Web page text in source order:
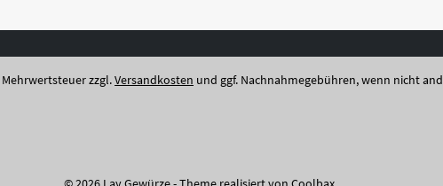
zzgl.Versandkosten und ggf. Nachnahmegebühren, wenn nicht